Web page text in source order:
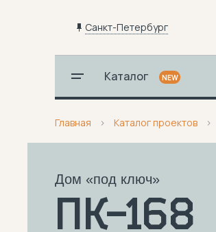
Санкт-Петербург
Каталог NEW
Главная Каталог проектов
Дом «под ключ»
ПК-168